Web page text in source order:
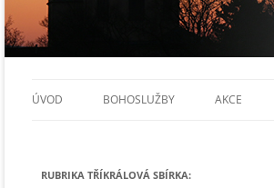
ÚVOD BOHOSLUŽBY
FARNOSTI EXCURRENDO
AKCE
RUBRIKA TŘÍKRÁLOVÁ SBÍRKA: